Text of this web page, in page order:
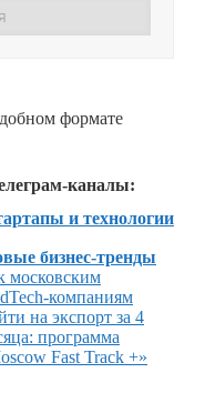
формате
каналы:
и технологии
бизнес-тренды
московским
компаниям
на экспорт за 4
программа
Fast Track +»